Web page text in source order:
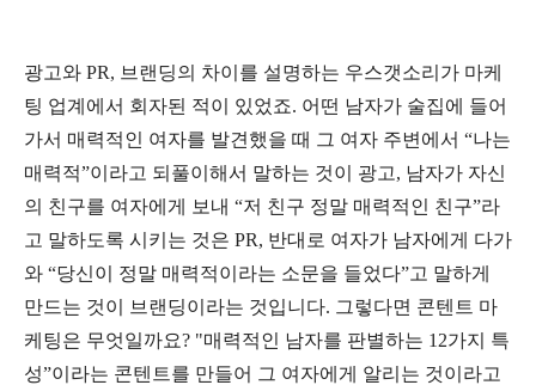
광고와 PR, 브랜딩의 차이를 설명하는 우스갯소리가 마케
팅 업계에서 회자된 적이 있었죠. 어떤 남자가 술집에 들어
가서 매력적인 여자를 발견했을 때 그 여자 주변에서 “나는
매력적”이라고 되풀이해서 말하는 것이 광고, 남자가 자신
의 친구를 여자에게 보내 “저 친구 정말 매력적인 친구”라
고 말하도록 시키는 것은 PR, 반대로 여자가 남자에게 다가
와 “당신이 정말 매력적이라는 소문을 들었다”고 말하게
만드는 것이 브랜딩이라는 것입니다. 그렇다면 콘텐트 마
케팅은 무엇일까요? "매력적인 남자를 판별하는 12가지 특
성”이라는 콘텐트를 만들어 그 여자에게 알리는 것이라고